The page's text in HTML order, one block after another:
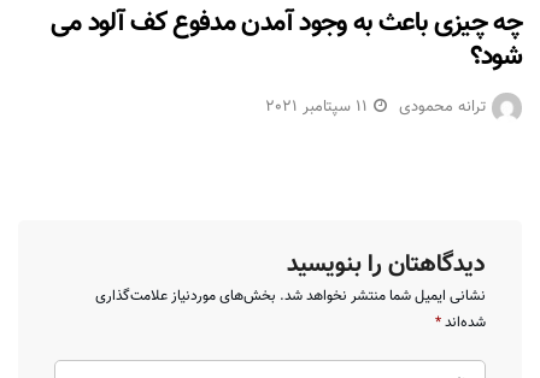
چه چیزی باعث به وجود آمدن مدفوع کف آلود می
شود؟
ترانه محمودی 11 سپتامبر 2021
دیدگاهتان را بنویسید
نشانی ایمیل شما منتشر نخواهد شد. بخش‌های موردنیاز علامت‌گذاری
شده‌اند*